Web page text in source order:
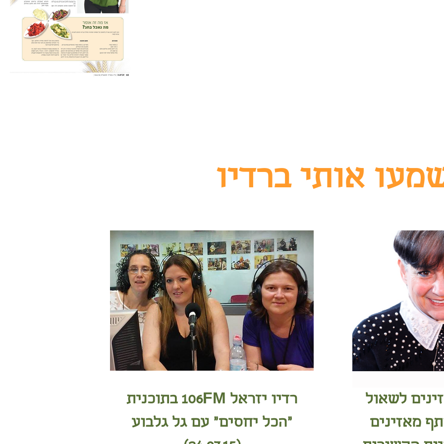
אותי ברדיו
רדיו יזראל 106FM בתוכנית
"הכל יחסים" עם גל גלבוע
לשאול
מאזינים